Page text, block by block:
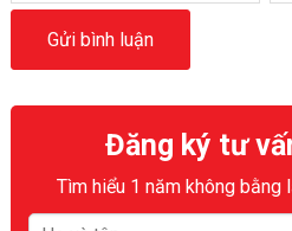
Đăng ký tư
Tìm hiểu 1 năm không bằng